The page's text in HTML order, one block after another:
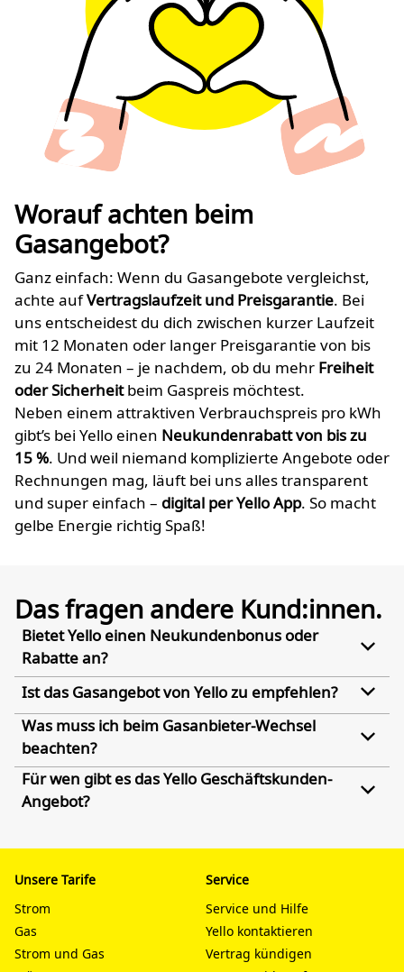
Worauf achten beim
Gasangebot?
Ganz einfach: Wenn du Gasangebote vergleichst,
achte aufVertragslaufzeit und Preisgarantie. Bei
uns entscheidest du dich zwischen kurzer Laufzeit
mit 12 Monaten oder langer Preisgarantie von bis
zu 24 Monaten – je nachdem, ob du mehr Freiheit
oder Sicherheitbeim Gaspreis möchtest.
Neben einem attraktiven Verbrauchspreis pro kWh
gibt’s bei Yello einen Neukundenrabatt von bis zu
15%. Und weil niemand komplizierte Angebote oder
Rechnungen mag, läuft bei uns alles transparent
und super einfach – digital per Yello App. So macht
gelbe Energie richtig Spaß!
Das fragen andere Kund:innen.
Bietet Yello einen Neukundenbonus oder
Rabatte an?
Ist das Gasangebot von Yello zu empfehlen?
Was muss ich beim Gasanbieter-Wechsel
beachten?
Für wen gibt es das Yello Geschäftskunden-
Angebot?
Unsere Tarife
Strom
Gas
Strom und Gas
Service
Service und Hilfe
Yello kontaktieren
Vertrag kündigen